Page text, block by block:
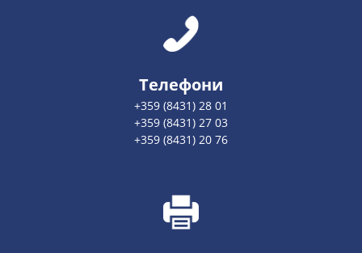
Телефони
+359 (8431) 28 01
+359 (8431) 27 03
+359 (8431) 20 76